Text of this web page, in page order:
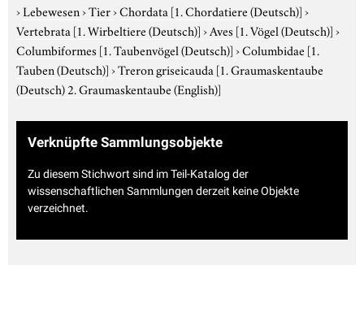
›Lebewesen›Tier›Chordata [1. Chordatiere (Deutsch)]›
Vertebrata [1. Wirbeltiere (Deutsch)]›Aves [1. Vögel (Deutsch)]›
Columbiformes [1. Taubenvögel (Deutsch)]›Columbidae [1.
Tauben (Deutsch)]›Treron griseicauda [1. Graumaskentaube
(Deutsch) 2. Graumaskentaube (English)]
Verknüpfte Sammlungsobjekte
Zu diesem Stichwort sind im Teil-Katalog der
wissenschaftlichen Sammlungen derzeit keine Objekte
verzeichnet.